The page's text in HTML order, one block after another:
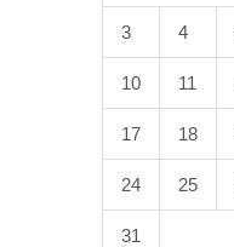
3 4
10 11
17 18
24 25
31